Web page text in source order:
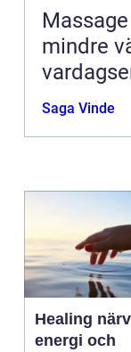
Massage
mindre
Saga Vinde
Healing närvaro,
energi och